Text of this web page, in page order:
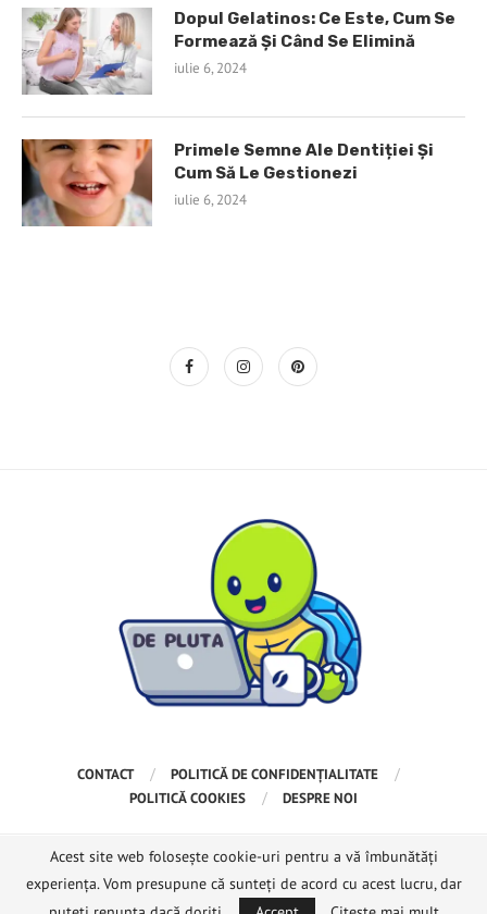
Dopul Gelatinos: Ce Este, Cum Se
Formează Și Când Se Elimină
iulie 6, 2024
Primele Semne Ale Dentiției Și
Cum Să Le Gestionezi
iulie 6, 2024
CONTACT
POLITICĂ DE CONFIDENȚIALITATE
POLITICĂ COOKIES
DESPRE NOI
Copyright @2024 – Toate drepturile rezervate. Proiectat și dezvoltat
de DePluta
Acest site web folosește cookie-uri pentru a vă îmbunătăți
experiența. Vom presupune că sunteți de acord cu acest lucru, dar